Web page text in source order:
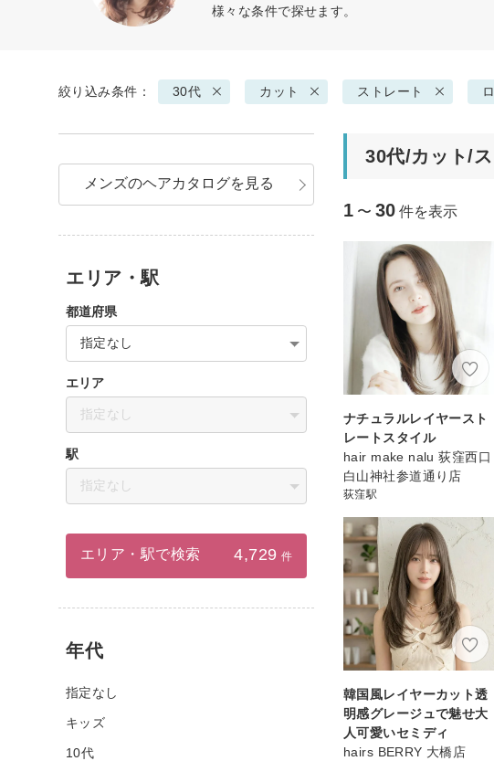
様々な条件で探せます。
絞り込み条件： 30代 カット ストレート
30代/カット/
1 〜 30 件を表示
ナチュラルレイヤースト
レートスタイル
hair make nalu 荻窪西口
白山神社参道通り店
荻窪駅
韓国風レイヤーカット透
明感グレージュで魅せ大
人可愛いセミディ
hairs BERRY 大橋店
メンズのヘアカタログを見る
エリア・駅
都道府県
指定なし
エリア
指定なし
駅
指定なし
エリア・駅で検索 4,729 件
年代
指定なし
キッズ
10代